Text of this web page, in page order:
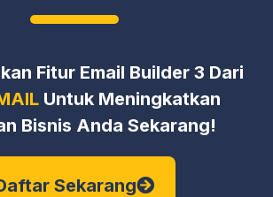
Fitur Email Builder 3 Dari
Untuk Meningkatkan
Bisnis Anda Sekarang!
Sekarang